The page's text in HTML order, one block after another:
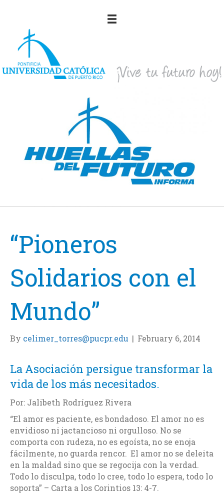
“Pioneros
Solidarios con el
Mundo”
By celimer_torres@pucpr.edu | February 6, 2014
La Asociación persigue transformar la
vida de los más necesitados.
Por: Jalibeth Rodríguez Rivera
“El amor es paciente, es bondadoso. El amor no es
envidioso ni jactancioso ni orgulloso. No se
comporta con rudeza, no es egoísta, no se enoja
fácilmente, no guarda rencor. El amor no se deleita
en la maldad sino que se regocija con la verdad.
Todo lo disculpa, todo lo cree, todo lo espera, todo lo
soporta” – Carta a los Corintios 13: 4-7.